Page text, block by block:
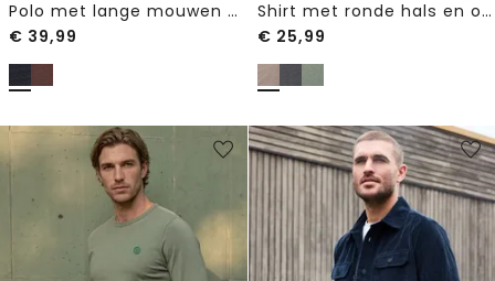
Polo met lange mouwen van katoen
€ 39,99
Shirt met ronde hals en opdruk op de borst
€ 25,99